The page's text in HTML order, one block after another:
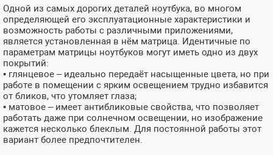
Одной из самых дорогих деталей ноутбука, во многом
определяющей его эксплуатационные характеристики и
возможность работы с различными приложениями,
является установленная в нём матрица. Идентичные по
параметрам матрицы ноутбуков могут иметь одно из двух
покрытий:
• глянцевое – идеально передаёт насыщенные цвета, но при
работе в помещении с ярким освещением трудно избавится
от бликов, что утомляет глаза;
• матовое – имеет антибликовые свойства, что позволяет
работать даже при солнечном освещении, но изображение
кажется несколько блеклым. Для постоянной работы этот
вариант более предпочтителен.